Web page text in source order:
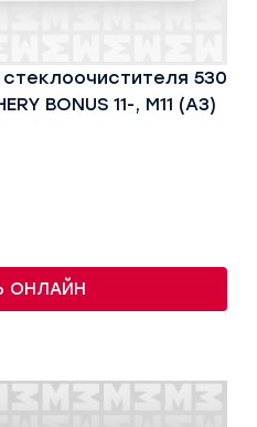
530
BONUS 11-, M11 (A3)
ОНЛАЙН